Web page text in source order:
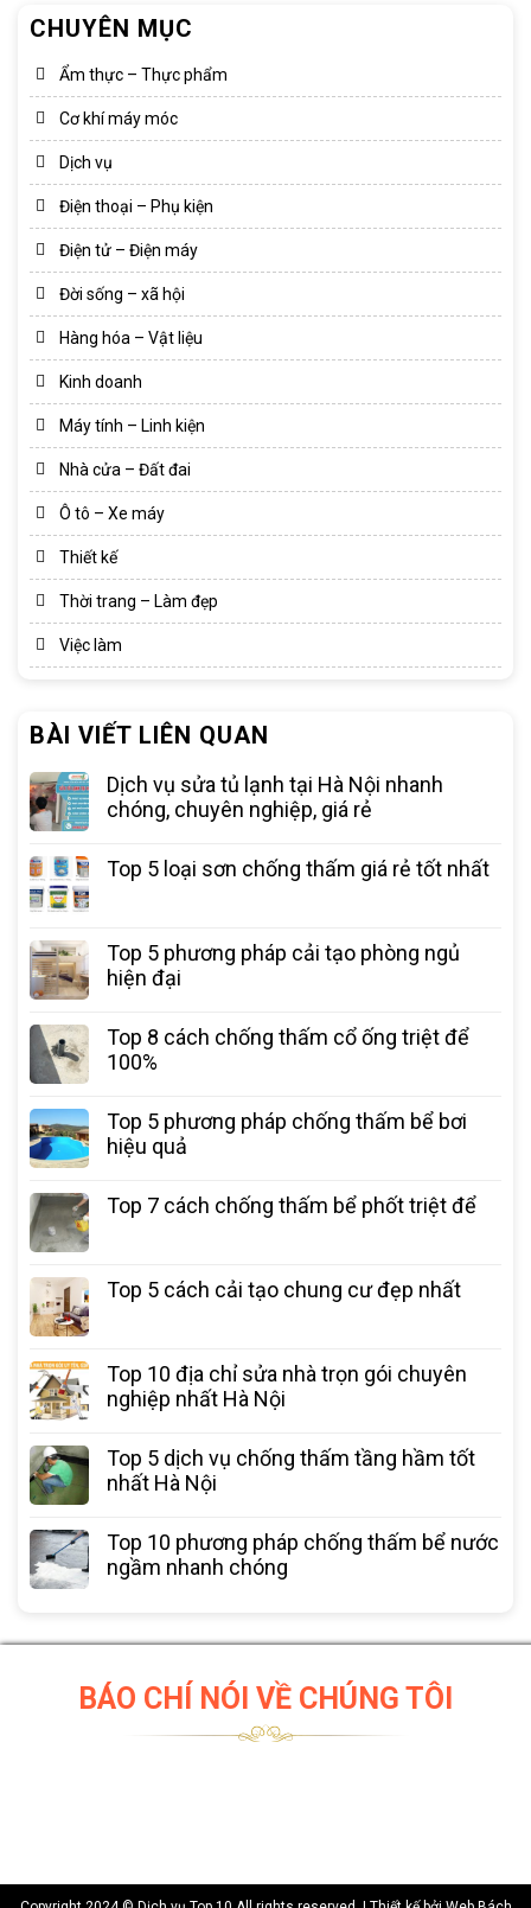
CHUYÊN MỤC
Ẩm thực – Thực phẩm
Cơ khí máy móc
Dịch vụ
Điện thoại – Phụ kiện
Điện tử – Điện máy
Đời sống – xã hội
Hàng hóa – Vật liệu
Kinh doanh
Máy tính – Linh kiện
Nhà cửa – Đất đai
Ô tô – Xe máy
Thiết kế
Thời trang – Làm đẹp
Việc làm
BÀI VIẾT LIÊN QUAN
Dịch vụ sửa tủ lạnh tại Hà Nội nhanh
chóng, chuyên nghiệp, giá rẻ
Top 5 loại sơn chống thấm giá rẻ tốt nhất
Top 5 phương pháp cải tạo phòng ngủ
hiện đại
Top 8 cách chống thấm cổ ống triệt để
100%
Top 5 phương pháp chống thấm bể bơi
hiệu quả
Top 7 cách chống thấm bể phốt triệt để
Top 5 cách cải tạo chung cư đẹp nhất
Top 10 địa chỉ sửa nhà trọn gói chuyên
nghiệp nhất Hà Nội
Top 5 dịch vụ chống thấm tầng hầm tốt
nhất Hà Nội
Top 10 phương pháp chống thấm bể nước
ngầm nhanh chóng
BÁO CHÍ NÓI VỀ CHÚNG TÔI